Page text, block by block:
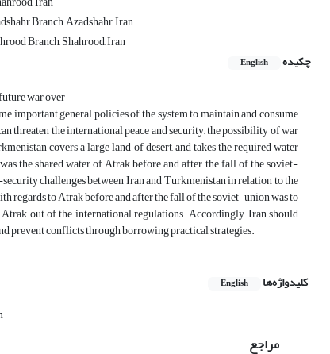
Branch, Azadshahr, Iran
Branch, Shahrood, Iran
چکیده
English
war over
important general policies of the system to maintain and consume
threaten the international peace and security, the possibility of war
covers a large land of desert, and takes the required water
the shared water of Atrak before and after the fall of the soviet-
challenges between Iran and Turkmenistan in relation to the
regards to Atrak before and after the fall of the soviet-union was to
Atrak out of the international regulations. Accordingly, Iran should
prevent conflicts through borrowing practical strategies.
کلیدواژه‌ها English
مراجع